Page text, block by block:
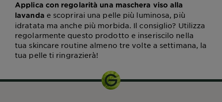
Applica con regolarità una maschera viso alla
lavanda e scoprirai una pelle più luminosa, più
idratata ma anche più morbida. Il consiglio? Utilizza
regolarmente questo prodotto e inseriscilo nella
tua skincare routine almeno tre volte a settimana, la
tua pelle ti ringrazierà!